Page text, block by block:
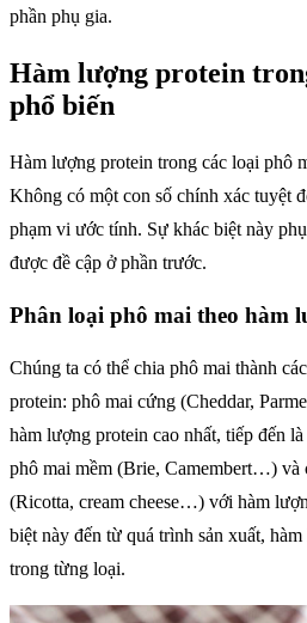
phần phụ gia.
Hàm lượng protein
phổ biến
Hàm lượng protein trong các loại phô
Không có một con số chính xác tuyệt
phạm vi ước tính. Sự khác biệt này
được đề cập ở phần trước.
Phân loại phô mai theo hàm
Chúng ta có thể chia phô mai thành
protein: phô mai cứng (Cheddar,
hàm lượng protein cao nhất, tiếp đến
phô mai mềm (Brie, Camembert…) và
(Ricotta, cream cheese…) với hàm
biệt này đến từ quá trình sản xuất,
trong từng loại.